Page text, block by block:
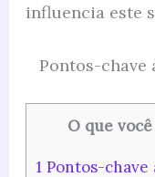
influencia este
Pontos-chave
O que
1Pontos-chave